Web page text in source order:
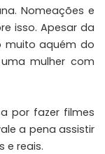
Nomeações e
isso. Apesar da
muito aquém do
mulher com
por fazer filmes
a pena assistir
e reais.